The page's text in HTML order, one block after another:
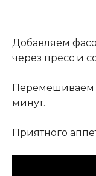
Добавляем
через пресс и
Перемешиваем
минут.
Приятного